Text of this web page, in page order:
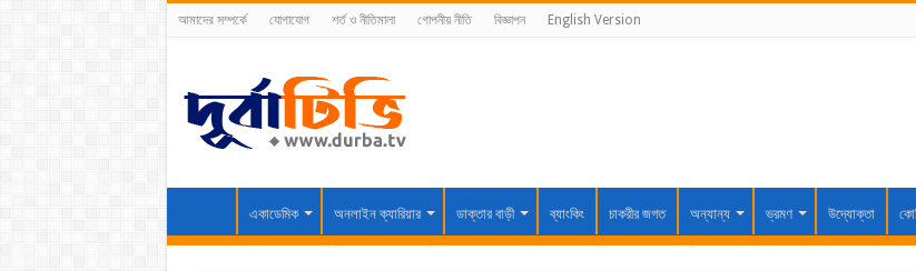
আমাদের সম্পর্কে যোগাযোগ শর্ত ও নীতিমালা গোপনীয় নীতি বিজ্ঞাপন English Version
একাডেমিক অনলাইন ক্যারিয়ার ডাক্তার বাড়ী ব্যাংকিং চাকরীর জগত অন্যান্য ভ্রমণ উদ্যোক্তা